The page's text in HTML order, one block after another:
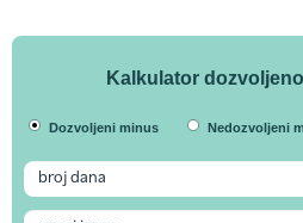
Kalkulator
Dozvoljeni minus Nedozvoljeni